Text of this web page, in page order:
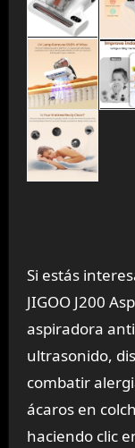
Si estás
JIGOO J200
aspiradora
ultrasonido,
combatir
ácaros en
haciendo clic